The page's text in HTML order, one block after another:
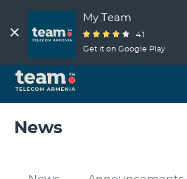
My Team
4.1
Get it on Google Play
News